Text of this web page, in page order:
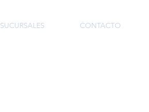
SUCURSALES CONTACTO